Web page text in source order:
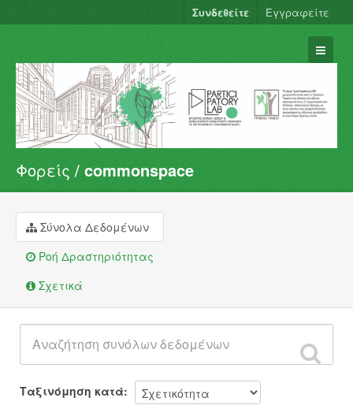
Συνδεθείτε Εγγραφείτε
Σύνολα Δεδομένων
Φορείς
Ομάδες
Σχετικά
Φορείς commonspace
Σύνολα Δεδομένων
Ροή Δραστηριότητας
Σχετικά
Ταξινόμηση κατά